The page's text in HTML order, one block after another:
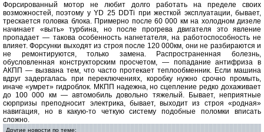
Форсированный мотор не любит долго работать на пределе своих
возможностей, поэтому у YD 25 DDTi при жесткой эксплуатации, бывает,
трескается головка блока. Примерно после 60 000 км на холодном дизеле
начинает «выть» турбина, но после прогрева двигателя это явление
пропадает — такова особенность нагнетателя, на работоспособность не
влияет. Форсунки выходят из строя после 120 000км, они не разбираются и
не ремонтируются, только замена. Распространенная болезнь,
обусловленная конструкторским просчетом, — попадание антифриза в
АКПП — вызвана тем, что часто протекает теплообменник. Если машина
вдруг задергалась при переключениях, коробку нужно срочно промыть,
иначе «умрет» гидроблок. МКПП надежна, но сцепление редко дохаживает
до 100 000 км — автомобиль довольно тяжелый. Бывает, неприятные
сюрпризы преподносит электрика, бывает, выходит из строя «родная»
навигация, но в какую-то четкую систему подобные поломки вписать
сложно.
Другие новости по теме: